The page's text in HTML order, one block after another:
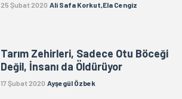
25 Şubat 2020 Ali Safa Korkut,Ela Cengiz
Tarım Zehirleri, Sadece Otu Böceği
Değil, İnsanı da Öldürüyor
17 Şubat 2020 Ayşegül Özbek